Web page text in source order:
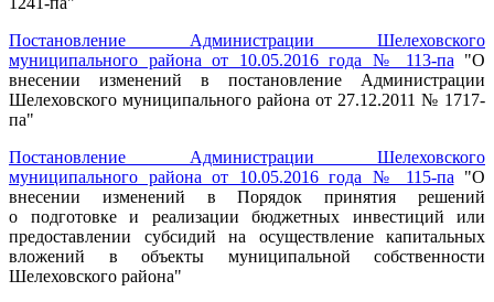
Постановление Администрации Шелеховского
муниципального района от 10.05.2016 года № 113-па "О
внесении изменений в постановление Администрации
Шелеховского муниципального района от 27.12.2011 № 1717-
па"
Постановление Администрации Шелеховского
муниципального района от 10.05.2016 года № 115-па "О
внесении изменений в Порядок принятия решений
о подготовке и реализации бюджетных инвестиций или
предоставлении субсидий на осуществление капитальных
вложений в объекты муниципальной собственности
Шелеховского района"